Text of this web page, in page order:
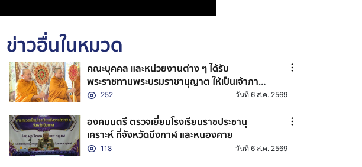
ข่าวอื่นในหมวด
คณะบุคคล และหน่วยงานต่าง ๆ ได้รับ
พระราชทานพระบรมราชานุญาต ให้เป็นเจ้าภาพ
ในการบำเพ็ญกุศลถวายพระบรมศพ สมเด็จ
ราชชนนีพันปีหลวง
252 วันที่ 6 ส.ค. 2569
องคมนตรี ตรวจเยี่ยมโรงเรียนราชประชานุ
เคราะห์ ที่จังหวัดบึงกาฬ และหนองคาย
118 วันที่ 6 ส.ค. 2569